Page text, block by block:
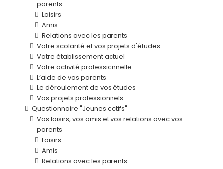
parents
Loisirs
Amis
Relations avec les parents
Votre scolarité et vos projets d'études
Votre établissement actuel
Votre activité professionnelle
L’aide de vos parents
Le déroulement de vos études
Vos projets professionnels
Questionnaire "Jeunes actifs"
Vos loisirs, vos amis et vos relations avec vos
parents
Loisirs
Amis
Relations avec les parents